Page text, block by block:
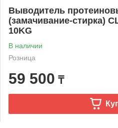
Выводитель
(замачивание-стирка)
10KG
В наличии
Розница
59 500 ₸